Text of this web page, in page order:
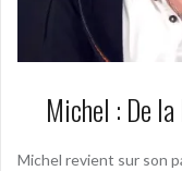
Michel : De
Michel revient sur son